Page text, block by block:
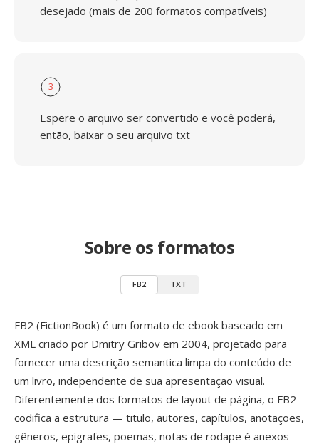
desejado (mais de 200 formatos compatíveis)
3
Espere o arquivo ser convertido e você poderá,
então, baixar o seu arquivo txt
Sobre os formatos
FB2 TXT
FB2 (FictionBook) é um formato de ebook baseado em
XML criado por Dmitry Gribov em 2004, projetado para
fornecer uma descrição semantica limpa do conteúdo de
um livro, independente de sua apresentação visual.
Diferentemente dos formatos de layout de página, o FB2
codifica a estrutura — titulo, autores, capítulos, anotações,
gêneros, epigrafes, poemas, notas de rodape é anexos